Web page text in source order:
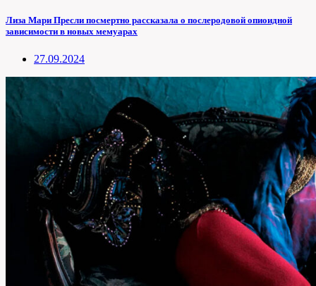
Лиза Мари Пресли посмертно рассказала о послеродовой опиоидной
зависимости в новых мемуарах
27.09.2024